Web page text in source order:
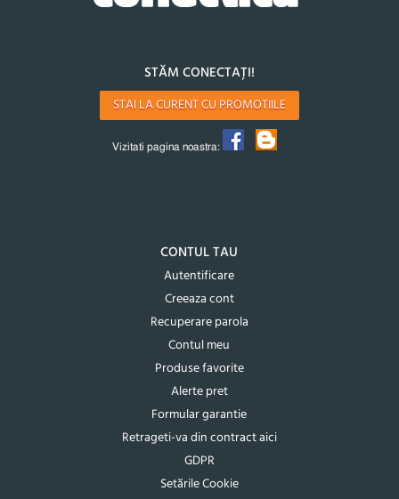
STĂM CONECTAȚI!
STAI LA CURENT CU PROMOTIILE
Vizitati pagina noastra:
CONTUL TAU
Autentificare
Creeaza cont
Recuperare parola
Contul meu
Produse favorite
Alerte pret
Formular garantie
Retrageti-va din contract aici
GDPR
Setările Cookie